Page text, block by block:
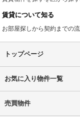
賃貸について知る
お部屋探しから契約までの
トップページ
お気に入り物件一覧
売買物件